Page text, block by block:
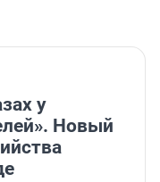
у
Новый